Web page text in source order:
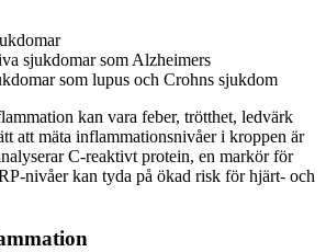
sjukdomar som Alzheimers
som lupus och Crohns sjukdom
kan vara feber, trötthet, ledvärk
att mäta inflammationsnivåer i kroppen är
C-reaktivt protein, en markör för
nivåer kan tyda på ökad risk för hjärt- och